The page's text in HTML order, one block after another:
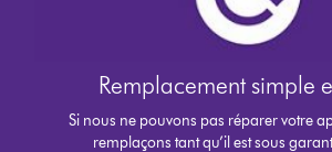
Remplacement simple
Si nous ne pouvons pas réparer votre
remplaçons tant qu’il est sous